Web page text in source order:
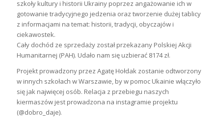
szkoły kultury i historii Ukrainy poprzez angażowanie ich w
gotowanie tradycyjnego jedzenia oraz tworzenie dużej tablicy
z informacjami na temat: historii, tradycji, obyczajów i
ciekawostek.
Cały dochód ze sprzedaży został przekazany Polskiej Akcji
Humanitarnej (PAH). Udało nam się uzbierać 8174 zł.
Projekt prowadzony przez Agatę Hołdak zostanie odtworzony
w innych szkołach w Warszawie, by w pomoc Ukainie włączyło
się jak najwięcej osób. Relacja z przebiegu naszych
kiermaszów jest prowadzona na instagramie projektu
(@dobro_daje).